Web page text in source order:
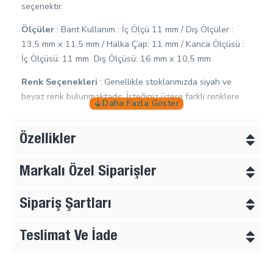
seçenektir.
Ölçüler : Bant Kullanım : İç Ölçü 11 mm / Dış Ölçüler :
13,5 mm x 11,5 mm / Halka Çap: 11 mm / Kanca Ölçüsü :
İç Ölçüsü: 11 mm Dış Ölçüsü: 16 mm x 10,5 mm
Renk Seçenekleri : Genellikle stoklarımızda siyah ve
beyaz renk bulunmaktadır. İsteğiniz üzere farklı renklere
boyanabilmektedir. Farkı renk ve boy seçenekleri için
Metal Yapı:Ürün, metal malzemeden üretilmiştir, bu
Kendi başına bir destek unsuru sağlar ve sütyen
askılarınızın güvenli bir şekilde yerinde kalmasını
Naylon Kaplama:Metalin üzerine uygulanan naylon
Özellikler
Markalı Özel Siparişler
Sipariş Şartları
Teslimat Ve İade